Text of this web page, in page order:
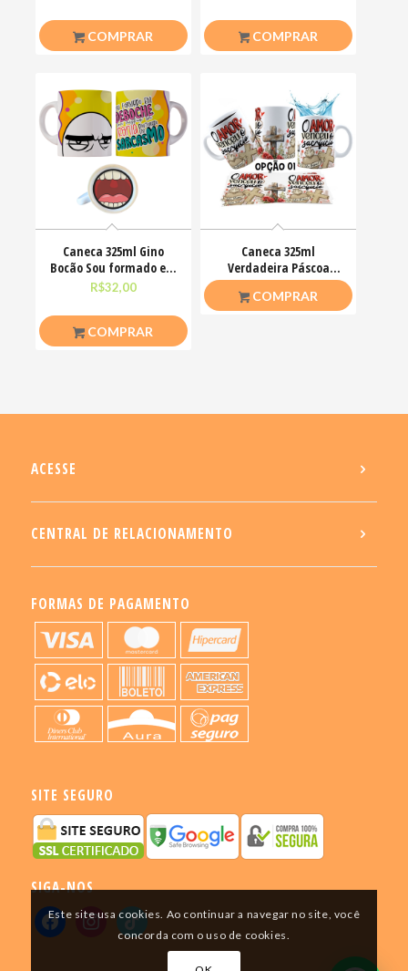
COMPRAR COMPRAR
Caneca 325ml Gino
Bocão Sou formado em
deboche com mestrado
R$32,00
COMPRAR
Caneca 325ml
Verdadeira Páscoa
Jesus Cristo O amor
venceu
COMPRAR
ACESSE
CENTRAL DE RELACIONAMENTO
FORMAS DE PAGAMENTO
SITE SEGURO
SIGA-NOS
Este site usa cookies. Ao continuar a navegar no site, você
concorda com o uso de cookies.